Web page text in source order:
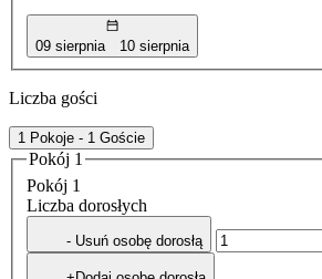
09 sierpnia 10 sierpnia
Liczba gości
1 Pokoje - 1 Goście
Pokój 1
Pokój 1
Liczba dorosłych
- Usuń osobę dorosłą